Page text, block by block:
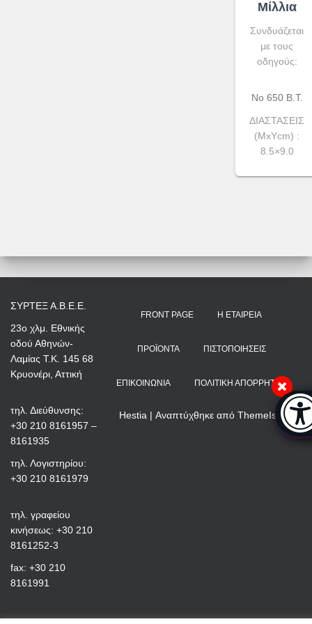
Μίλλια
Συνδυάζεται
με τους
οδηγούς:
Νο 650 B.T.
ΔΙΑΣΤΑΣΕΙΣ
(ΜxYcm) :
8.5×9.0
ΣΥΡΤΕΞ Α.Β.Ε.Ε.
23ο χλμ. Εθνικής
οδού Αθηνών-
Λαμίας Τ.Κ. 145 68
Κρυονέρι, Αττική
τηλ. Διεύθυνσης:
+30 210 8161957 –
8161935
τηλ. Λογιστηρίου:
+30 210 8161979
τηλ. γραφείου
κινήσεως: +30 210
8161252-3
fax: +30 210
8161991
FRONT PAGE Η ΕΤΑΙΡΕΊΑ
ΠΡΟΪΌΝΤΑ ΠΙΣΤΟΠΟΙΉΣΕΙΣ
ΕΠΙΚΟΙΝΩΝΊΑ ΠΟΛΙΤΙΚΉ ΑΠΟΡΡΉΤΟΥ
Hestia | Αναπτύχθηκε από ThemeIsle